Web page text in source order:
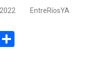
EntreRíosYA